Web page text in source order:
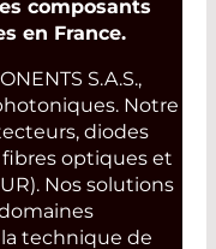
composants
en France.
S.A.S.,
Notre
diodes
fibres optiques et
Nos solutions
technique de